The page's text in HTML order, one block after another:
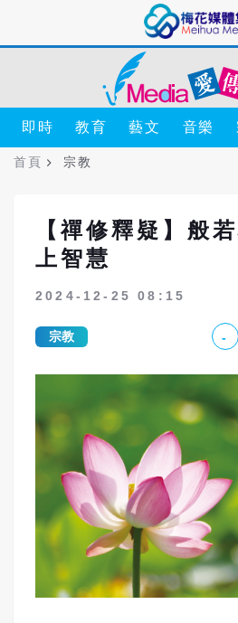
即時 教育 藝文 音樂
首頁 宗教
【禪修釋疑】般
上智慧
2024-12-25 08:15
宗教 -